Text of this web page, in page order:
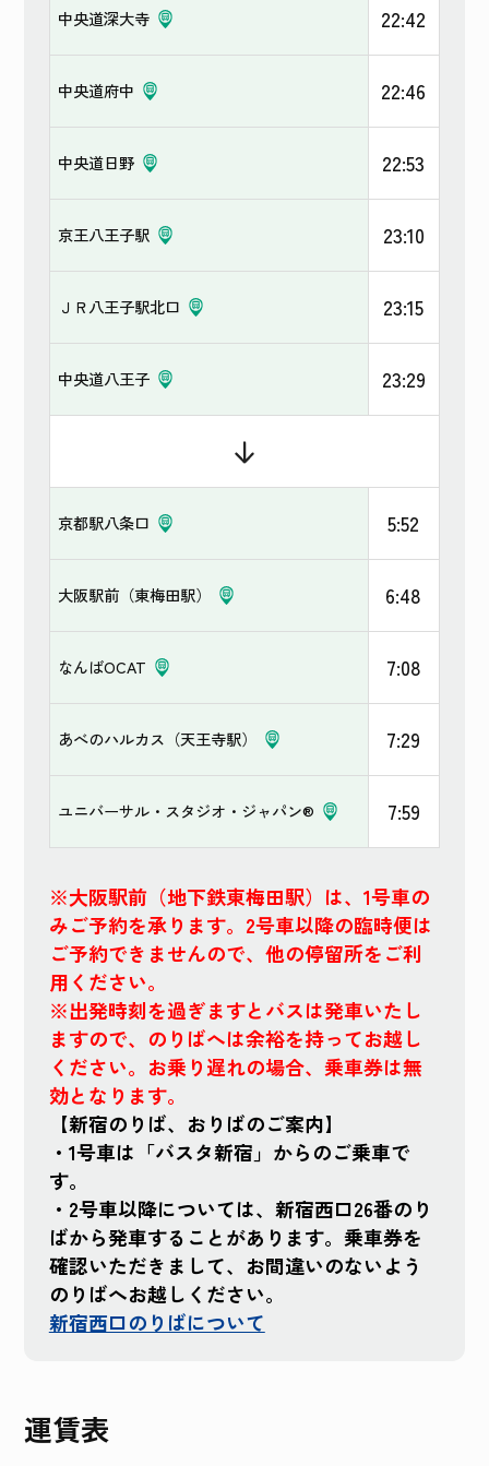
中央道深大寺 22:42
中央道府中 22:46
中央道日野 22:53
京王八王子駅 23:10
ＪＲ八王子駅北口 23:15
中央道八王子 23:29
京都駅八条口 5:52
大阪駅前（東梅田駅） 6:48
なんばOCAT 7:08
あべのハルカス（天王寺駅） 7:29
ユニバーサル・スタジオ・ジャパン® 7:59
※大阪駅前（地下鉄東梅田駅）は、1号車の
みご予約を承ります。2号車以降の臨時便は
ご予約できませんので、他の停留所をご利
用ください。
※出発時刻を過ぎますとバスは発車いたし
ますので、のりばへは余裕を持ってお越し
ください。お乗り遅れの場合、乗車券は無
効となります。
【新宿のりば、おりばのご案内】
・1号車は「バスタ新宿」からのご乗車で
す。
・2号車以降については、新宿西口26番のり
ばから発車することがあります。乗車券を
確認いただきまして、お間違いのないよう
のりばへお越しください。
新宿西口のりばについて
運賃表